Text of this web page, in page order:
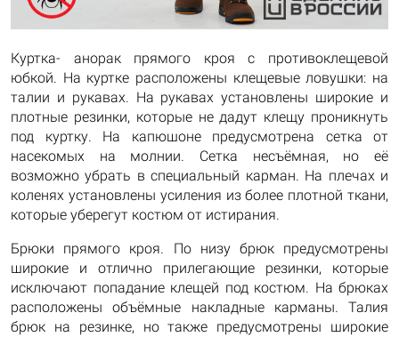
Куртка- анорак прямого кроя с противоклещевой
юбкой. На куртке расположены клещевые ловушки: на
талии и рукавах. На рукавах установлены широкие и
плотные резинки, которые не дадут клещу проникнуть
под куртку. На капюшоне предусмотрена сетка от
насекомых на молнии. Сетка несъёмная, но её
возможно убрать в специальный карман. На плечах и
коленях установлены усиления из более плотной ткани,
которые уберегут костюм от истирания.
Брюки прямого кроя. По низу брюк предусмотрены
широкие и отлично прилегающие резинки, которые
исключают попадание клещей под костюм. На брюках
расположены объёмные накладные карманы. Талия
брюк на резинке, но также предусмотрены широкие